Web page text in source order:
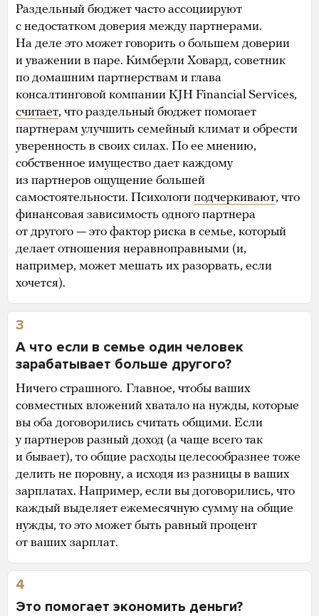
Раздельный бюджет часто ассоциируют
с недостатком доверия между партнерами.
На деле это может говорить о большем доверии
и уважении в паре. Кимберли Ховард, советник
по домашним партнерствам и глава
консалтинговой компании KJH Financial Services,
считает, что раздельный бюджет помогает
партнерам улучшить семейный климат и обрести
уверенность в своих силах. По ее мнению,
собственное имущество дает каждому
из партнеров ощущение большей
самостоятельности. Психологи подчеркивают, что
финансовая зависимость одного партнера
от другого — это фактор риска в семье, который
делает отношения неравноправными (и,
например, может мешать их разорвать, если
хочется).
3
А что если в семье один человек
зарабатывает больше другого?
Ничего страшного. Главное, чтобы ваших
совместных вложений хватало на нужды, которые
вы оба договорились считать общими. Если
у партнеров разный доход (а чаще всего так
и бывает), то общие расходы целесообразнее тоже
делить не поровну, а исходя из разницы в ваших
зарплатах. Например, если вы договорились, что
каждый выделяет ежемесячную сумму на общие
нужды, то это может быть равный процент
от ваших зарплат.
4
Это помогает экономить деньги?